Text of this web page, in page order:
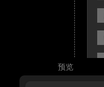
预览